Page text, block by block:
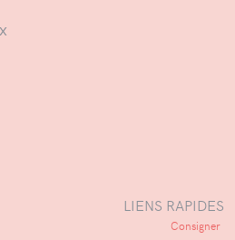
LIENS RAPIDES
Consigner